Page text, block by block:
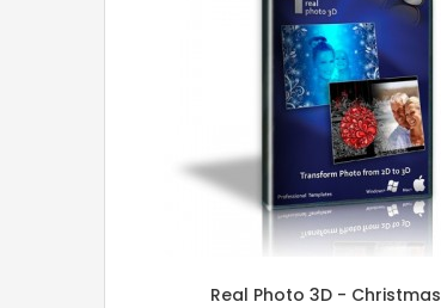
Real Photo 3D - Christmas